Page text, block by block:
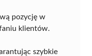
pozycję w
klientów.
szybkie